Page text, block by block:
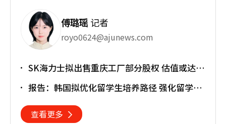
傅璐瑶 记者
royo0624@ajunews.com
SK海力士拟出售重庆工厂部分股权 估值或达
报告：韩国拟优化留学生培养路径 强化留学就
查看更多